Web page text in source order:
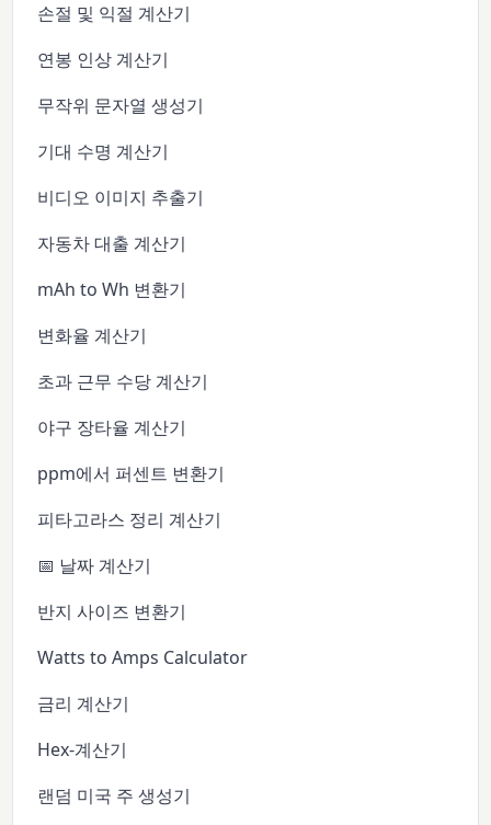
손절 및 익절 계산기
연봉 인상 계산기
무작위 문자열 생성기
기대 수명 계산기
비디오 이미지 추출기
자동차 대출 계산기
mAh to Wh 변환기
변화율 계산기
초과 근무 수당 계산기
야구 장타율 계산기
ppm에서 퍼센트 변환기
피타고라스 정리 계산기
📅 날짜 계산기
반지 사이즈 변환기
Watts to Amps Calculator
금리 계산기
Hex-계산기
랜덤 미국 주 생성기